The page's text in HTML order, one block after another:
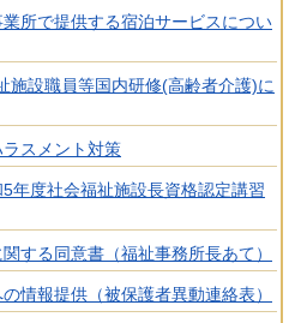
所で提供する宿泊サービスについ
施設職員等国内研修(高齢者介護)に
スメント対策
5年度社会福祉施設長資格認定講習
する同意書（福祉事務所長あて）
情報提供（被保護者異動連絡表）